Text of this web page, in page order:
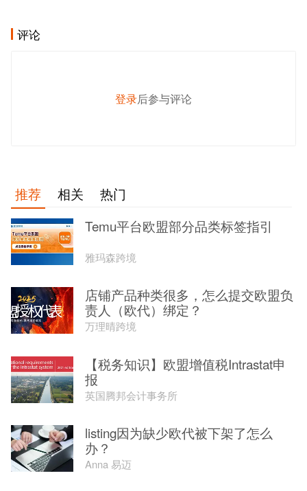
评论
登录后参与评论
推荐 相关
热门
Temu平台欧盟部分品类标签指引
雅玛森跨境
店铺产品种类很多，怎么提交欧盟负
责人（欧代）绑定？
万理晴跨境
【税务知识】欧盟增值税Intrastat申
报
英国腾邦会计事务所
listing因为缺少欧代被下架了怎么
办？
Anna 易迈